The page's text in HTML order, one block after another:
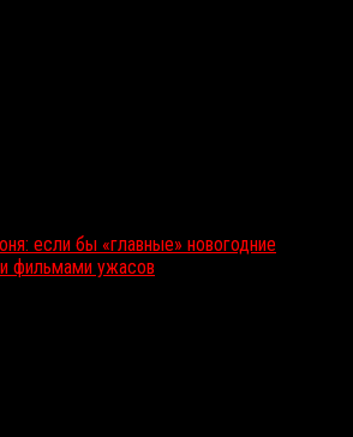
если бы «главные» новогодние
фильмами ужасов